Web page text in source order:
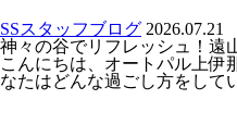
SSスタッフブログ 2026.07.21
神々の谷でリフレッシュ！遠
こんにちは、オートパル上伊
なたはどんな過ごし方をし